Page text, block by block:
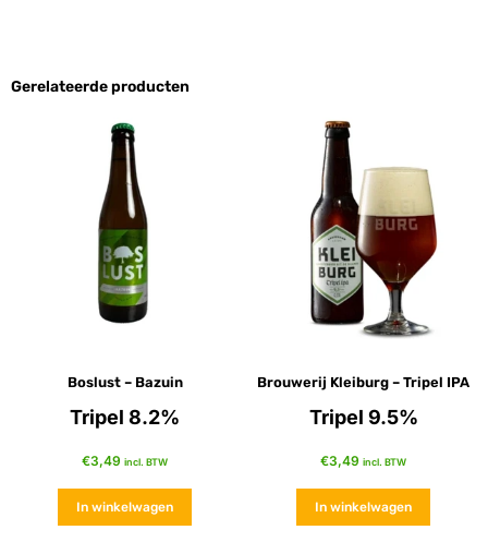
Gerelateerde producten
Boslust – Bazuin
Tripel 8.2%
€3,49 incl. BTW
In winkelwagen
Brouwerij Kleiburg – Tripel IPA
Tripel 9.5%
€3,49 incl. BTW
In winkelwagen